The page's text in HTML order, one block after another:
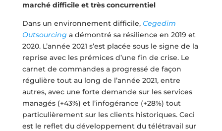
marché difficile et très concurrentiel
Dans un environnement difficile, Cegedim
Outsourcing a démontré sa résilience en 2019 et
2020. L’année 2021 s’est placée sous le signe de la
reprise avec les prémices d’une fin de crise. Le
carnet de commandes a progressé de façon
régulière tout au long de l’année 2021, entre
autres, avec une forte demande sur les services
managés (+43%) et l’infogérance (+28%) tout
particulièrement sur les clients historiques. Ceci
est le reflet du développement du télétravail sur